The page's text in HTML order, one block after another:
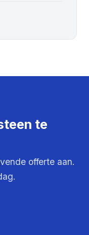
te
offerte aan.